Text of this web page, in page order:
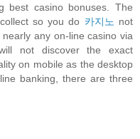
best casino bonuses. The
so you do 카지노 not
any on-line casino via
not discover the exact
on mobile as the desktop
banking, there are three